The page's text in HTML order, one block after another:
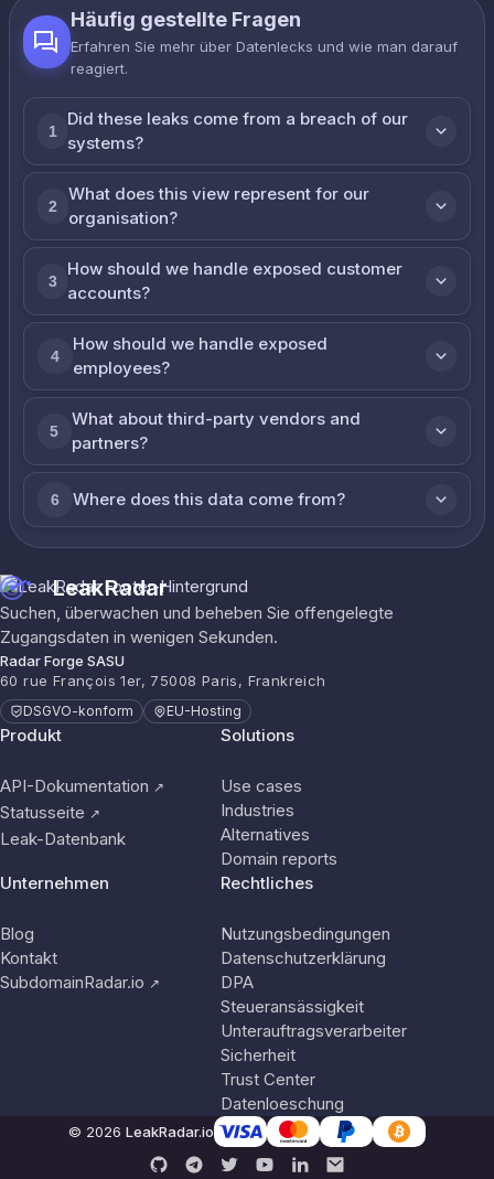
Häufig gestellte Fragen
Erfahren Sie mehr über Datenlecks und wie man darauf
reagiert.
1
Did these leaks come from a breach of our
systems?
2
What does this view represent for our
organisation?
3
How should we handle exposed customer
accounts?
4
How should we handle exposed
employees?
5
What about third-party vendors and
partners?
6 Where does this data come from?
LeakRadar
Suchen, überwachen und beheben Sie offengelegte
Zugangsdaten in wenigen Sekunden.
Radar Forge SASU
60 rue François 1er, 75008 Paris, Frankreich
DSGVO-konform EU-Hosting
Produkt
API-Dokumentation ↗
Statusseite ↗
Leak-Datenbank
Solutions
Use cases
Industries
Alternatives
Domain reports
Unternehmen
Blog
Kontakt
SubdomainRadar.io ↗
Rechtliches
Nutzungsbedingungen
Datenschutzerklärung
DPA
Steueransässigkeit
Unterauftragsverarbeiter
Sicherheit
Trust Center
Datenloeschung
© 2026 LeakRadar.io